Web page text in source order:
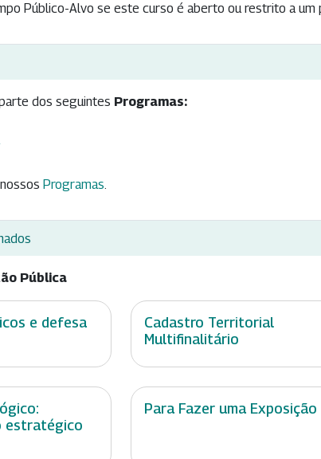
Público-Alvo se este curso é aberto ou restrito a um
dos seguintes Programas:
Programas.
Pública
e defesa
Cadastro Territorial
Multifinalitário
estratégico
Para Fazer uma Exposição